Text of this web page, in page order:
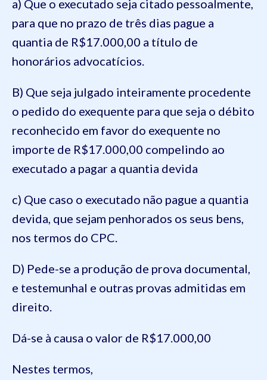
a) Que o executado seja citado pessoalmente,
para que no prazo de três dias pague a
quantia de R$17.000,00 a título de
honorários advocatícios.
B) Que seja julgado inteiramente procedente
o pedido do exequente para que seja o débito
reconhecido em favor do exequente no
importe de R$17.000,00 compelindo ao
executado a pagar a quantia devida
c) Que caso o executado não pague a quantia
devida, que sejam penhorados os seus bens,
nos termos do CPC.
D) Pede-se a produção de prova documental,
e testemunhal e outras provas admitidas em
direito.
Dá-se à causa o valor de R$17.000,00
Nestes termos,